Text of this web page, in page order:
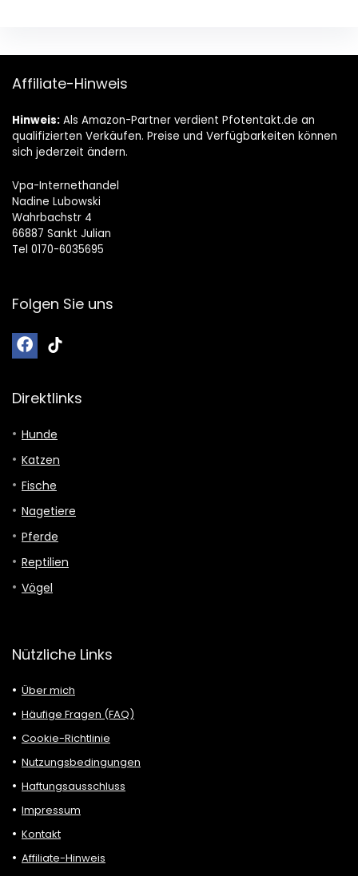
Affiliate-Hinweis
Hinweis: Als Amazon-Partner verdient Pfotentakt.de an
qualifizierten Verkäufen. Preise und Verfügbarkeiten können
sich jederzeit ändern.
Vpa-Internethandel
Nadine Lubowski
Wahrbachstr 4
66887 Sankt Julian
Tel 0170-6035695
Folgen Sie uns
Direktlinks
Hunde
Katzen
Fische
Nagetiere
Pferde
Reptilien
Vögel
Nützliche Links
Über mich
Häufige Fragen (FAQ)
Cookie-Richtlinie
Nutzungsbedingungen
Haftungsausschluss
Impressum
Kontakt
Affiliate-Hinweis